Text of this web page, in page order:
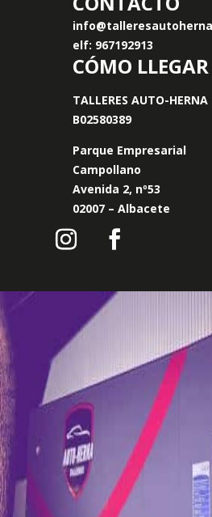
elf: 967192913
CÓMO LLEGAR
TALLERES AUTO-HERNA
B02580389
Parque Empresarial
Campollano
Avenida 2, nº53
02007 – Albacete